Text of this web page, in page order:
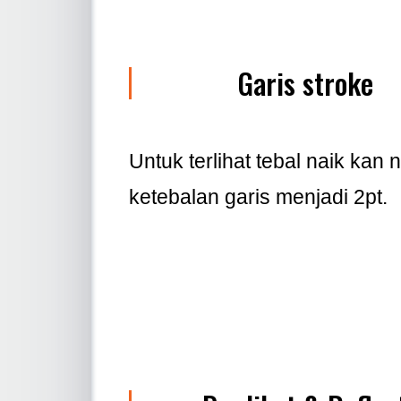
Garis stroke
Untuk terlihat tebal naik kan
ketebalan garis menjadi 2pt.